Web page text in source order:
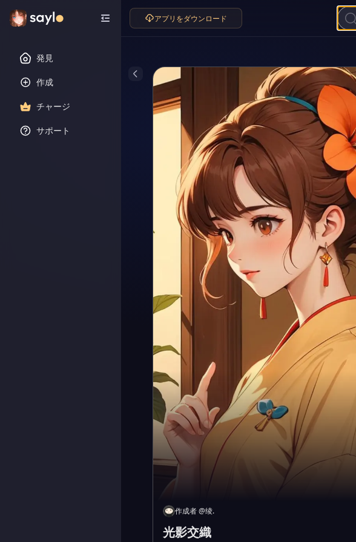
発見
作成
チャージ
サポート
アプリをダウンロード
作成者@绫.
光影交織